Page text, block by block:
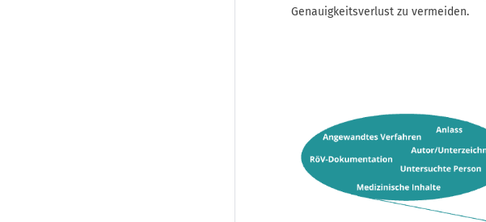
Genauigkeitsverlust zu vermeiden.